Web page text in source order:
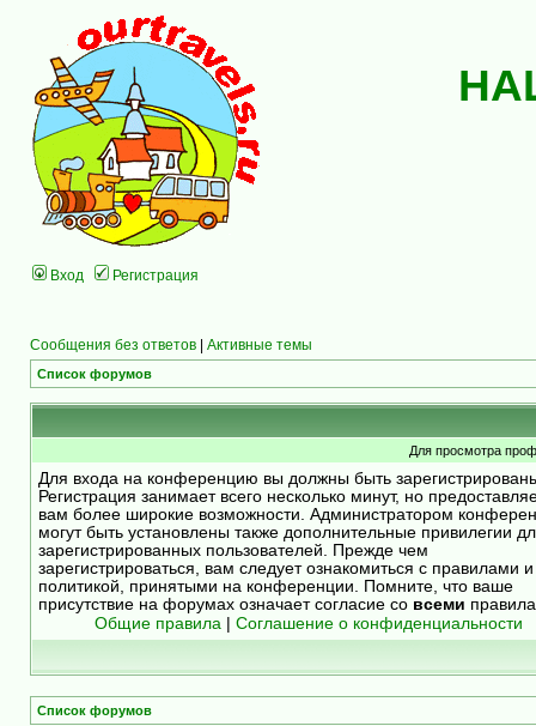
Вход Регистрация
Сообщения без ответов | Активные темы
Список форумов
Для просмотра
Для входа на конференцию вы должны быть
Регистрация занимает всего несколько минут, но
вам более широкие возможности. Администратором
могут быть установлены также дополнительные привилегии
зарегистрированных пользователей. Прежде чем
зарегистрироваться, вам следует ознакомиться с правилами и
политикой, принятыми на конференции. Помните, что ваше
присутствие на форумах означает согласие со всеми
Общие правила
Соглашение о конфиденциальности
Список форумов